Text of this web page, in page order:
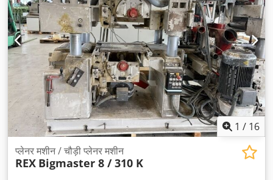
1 / 16
प्लेनर मशीन / चौड़ी प्लेनर मशीन
REX Bigmaster 8 / 310 K